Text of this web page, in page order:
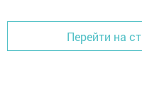
Перейти на